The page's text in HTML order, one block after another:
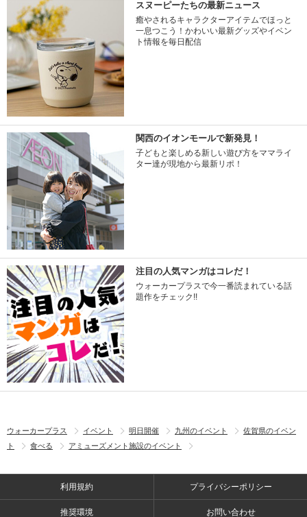
スヌーピーたちの最新ニュース
癒やされるキャラクターアイテムでほっと
一息つこう！かわいい最新グッズやイベン
ト情報を毎日配信
関西のイオンモールで新発見！
子どもと楽しめる新しい遊び方をママライ
ター達が現地から最新リポ！
注目の人気マンガはコレだ！
ウォーカープラスで今一番読まれている話
題作をチェック!!
ウォーカープラス イベント 明日開催 九州のイベント
佐賀県のイベン
ト
食べる アミューズメント施設のイベント
利用規約 プライバシーポリシー
推奨環境 お問い合わせ